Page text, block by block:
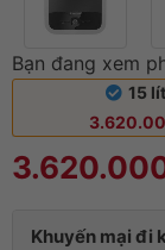
Bạn đang xem
15 lít
Khuyến mại đi
Bình nóng